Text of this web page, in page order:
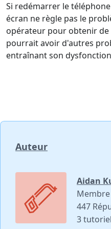
Si redémarrer le
écran ne règle pas le
opérateur pour obtenir de
pourrait avoir d'autres
entraînant son
Auteur
Aidan
447
3